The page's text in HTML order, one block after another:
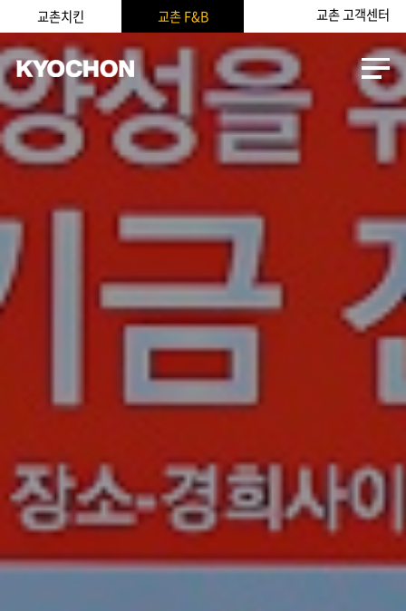
교촌치킨 교촌 F&B 교촌 고객센터